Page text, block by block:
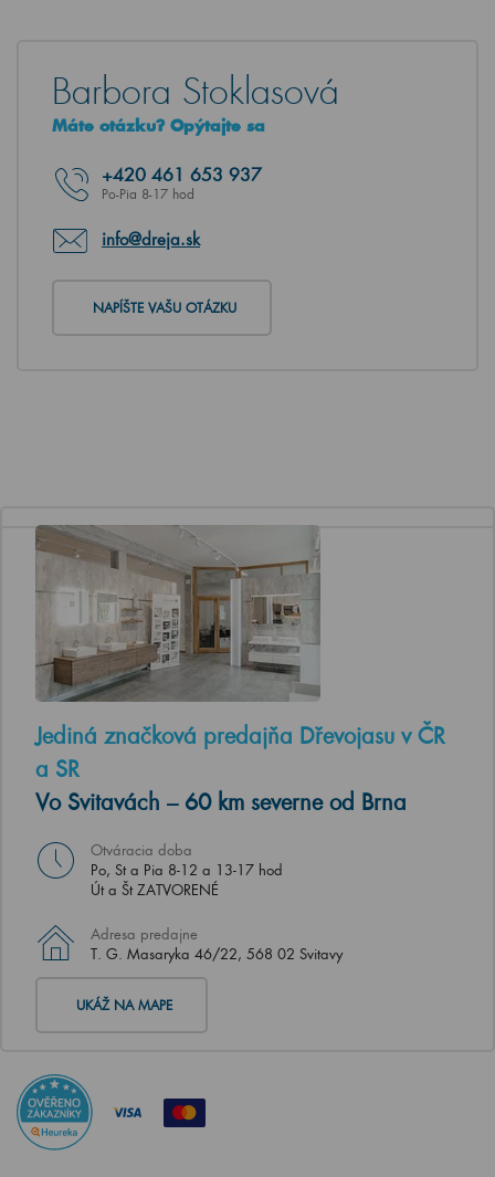
Barbora Stoklasová
Máte otázku? Opýtajte sa
+420 461 653 937
Po-Pia 8-17 hod
info@dreja.sk
NAPÍŠTE VAŠU OTÁZKU
Jediná značková predajňa Dřevojasu v ČR
a SR
Vo Svitavách – 60 km severne od Brna
Otváracia doba
Po, St a Pia 8-12 a 13-17 hod
Út a Št ZATVORENÉ
Adresa predajne
T. G. Masaryka 46/22, 568 02 Svitavy
UKÁŽ NA MAPE